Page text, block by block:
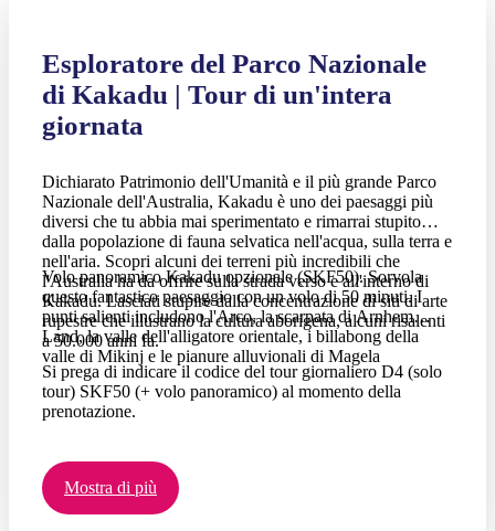
Esploratore del Parco Nazionale
di Kakadu | Tour di un'intera
giornata
Dichiarato Patrimonio dell'Umanità e il più grande Parco
Nazionale dell'Australia, Kakadu è uno dei paesaggi più
diversi che tu abbia mai sperimentato e rimarrai stupito
dalla popolazione di fauna selvatica nell'acqua, sulla terra e
nell'aria. Scopri alcuni dei terreni più incredibili che
l'Australia ha da offrire sulla strada verso e all'interno di
Kakadu. Lasciati stupire dalla concentrazione di siti di arte
rupestre che illustrano la cultura aborigena, alcuni risalenti
a 50.000 anni fa.
Volo panoramico Kakadu opzionale (SKF50). Sorvola
questo fantastico paesaggio con un volo di 50 minuti. I
punti salienti includono l'Arco, la scarpata di Arnhem
Land, la valle dell'alligatore orientale, i billabong della
valle di Mikinj e le pianure alluvionali di Magela
Si prega di indicare il codice del tour giornaliero D4 (solo
tour) SKF50 (+ volo panoramico) al momento della
prenotazione.
Mostra di più